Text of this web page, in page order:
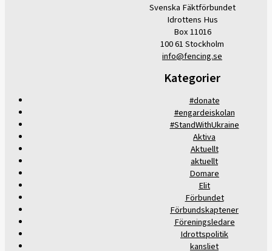
Svenska Fäktförbundet
Idrottens Hus
Box 11016
100 61 Stockholm
info@fencing.se
Kategorier
#donate
#engardeiskolan
#StandWithUkraine
Aktiva
Aktuellt
aktuellt
Domare
Elit
Förbundet
Förbundskaptener
Föreningsledare
Idrottspolitik
kansliet